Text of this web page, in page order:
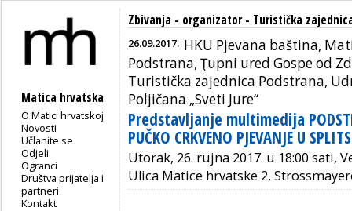
Matica hrvatska
O Matici hrvatskoj
Novosti
Učlanite se
Odjeli
Ogranci
Društva prijatelja i
partneri
Kontakt
Zbivanja - organizator - Turistička
26.09.2017. HKU Pjevana baština,
Podstrana, Ţupni ured Gospe od
Turistička zajednica Podstrana,
Poljičana „Sveti Jure“
Predstavljanje multimedija
PUČKO CRKVENO PJEVANJE U
Utorak, 26. rujna 2017. u 18:00 sati,
Ulica Matice hrvatske 2,